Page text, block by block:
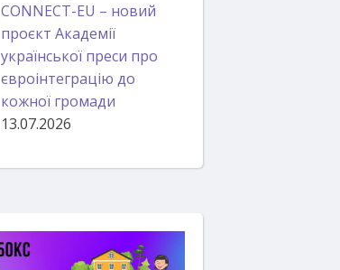
CONNECT-EU – новий
проєкт Академії
української преси про
євроінтеграцію до
кожної громади
13.07.2026